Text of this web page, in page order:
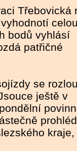
Třebovická
bodů vyhlásí
patřičné
se
ještě v
kraje,